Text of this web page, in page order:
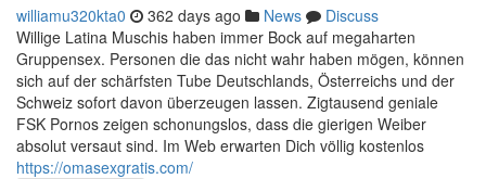
williamu320kta0 362 days ago News
Discuss
Willige Latina Muschis haben immer Bock auf megaharten
Gruppensex. Personen die das nicht wahr haben mögen, können
sich auf der schärfsten Tube Deutschlands, Österreichs und der
Schweiz sofort davon überzeugen lassen. Zigtausend geniale
FSK Pornos zeigen schonungslos, dass die gierigen Weiber
absolut versaut sind. Im Web erwarten Dich völlig kostenlos
https://omasexgratis.com/